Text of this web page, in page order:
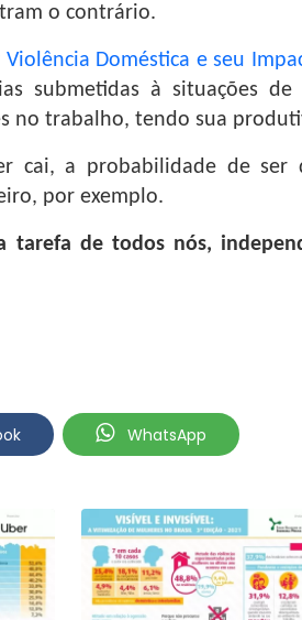
o contrário.
Violência Doméstica e seu
submetidas à situações
no trabalho, tendo sua
cai, a probabilidade de ser
por exemplo.
de todos nós,
WhatsApp